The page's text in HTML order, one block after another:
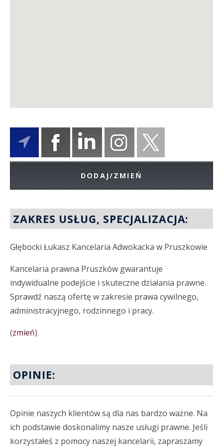
DODAJ/ZMIEŃ
ZAKRES USŁUG, SPECJALIZACJA:
Głębocki Łukasz Kancelaria Adwokacka w Pruszkowie
Kancelaria prawna Pruszków gwarantuje
indywidualne podejście i skuteczne działania prawne.
Sprawdź naszą ofertę w zakresie prawa cywilnego,
administracyjnego, rodzinnego i pracy.
(zmień)
OPINIE:
Opinie naszych klientów są dla nas bardzo ważne. Na
ich podstawie doskonalimy nasze usługi prawne. Jeśli
korzystałeś z pomocy naszej kancelarii, zapraszamy